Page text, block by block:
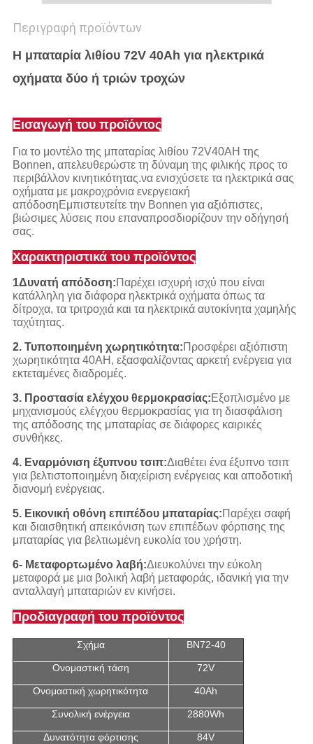
Περιγραφή προϊόντων
Η μπαταρία λιθίου 72V 40Ah για ηλεκτρικά
οχήματα δύο ή τριών τροχών
Εισαγωγή του προϊόντος
Για το μοντέλο της μπαταρίας λιθίου 72V40AH της
Bonnen, απελευθερώστε τη δύναμη της φιλικής προς το
περιβάλλον κινητικότητας.να ενισχύσετε τα ηλεκτρικά σας
οχήματα με μακροχρόνια ενεργειακή
απόδοσηΕμπιστευτείτε την Bonnen για αξιόπιστες,
βιώσιμες λύσεις που επαναπροσδιορίζουν την οδήγησή
σας.
Χαρακτηριστικά του προϊόντος
1Δυνατή απόδοση: Παρέχει ισχυρή ισχύ που είναι
κατάλληλη για διάφορα ηλεκτρικά οχήματα όπως τα
δίτροχα, τα τριτροχιά και τα ηλεκτρικά αυτοκίνητα χαμηλής
ταχύτητας.
2. Τυποποιημένη χωρητικότητα: Προσφέρει αξιόπιστη
χωρητικότητα 40AH, εξασφαλίζοντας αρκετή ενέργεια για
εκτεταμένες διαδρομές.
3. Προστασία ελέγχου θερμοκρασίας:Εξοπλισμένο με
μηχανισμούς ελέγχου θερμοκρασίας για τη διασφάλιση
της απόδοσης της μπαταρίας σε διάφορες καιρικές
συνθήκες.
4. Εναρμόνιση έξυπνου τσιπ:Διαθέτει ένα έξυπνο τσιπ
για βελτιστοποιημένη διαχείριση ενέργειας και αποδοτική
διανομή ενέργειας.
5. Εικονική οθόνη επιπέδου μπαταρίας: Παρέχει σαφή
και διαισθητική απεικόνιση των επιπέδων φόρτισης της
μπαταρίας για βελτιωμένη ευκολία του χρήστη.
6- Μεταφορτωμένο λαβή:Διευκολύνει την εύκολη
μεταφορά με μια βολική λαβή μεταφοράς, ιδανική για την
ανταλλαγή μπαταριών εν κινήσει.
Προδιαγραφή του προϊόντος
Σχήμα BN72-40
Ονομαστική τάση 72V
Ονομαστική χωρητικότητα 40Ah
Συνολική ενέργεια 2880Wh
Δυνατότητα φόρτισης 84V